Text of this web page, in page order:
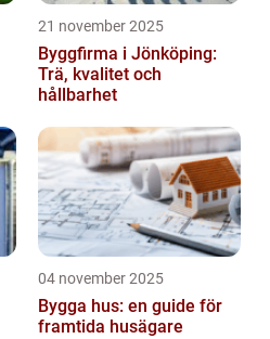
21 november 2025
Byggfirma i Jönköping:
Trä, kvalitet och
hållbarhet
04 november 2025
Bygga hus: en guide för
framtida husägare